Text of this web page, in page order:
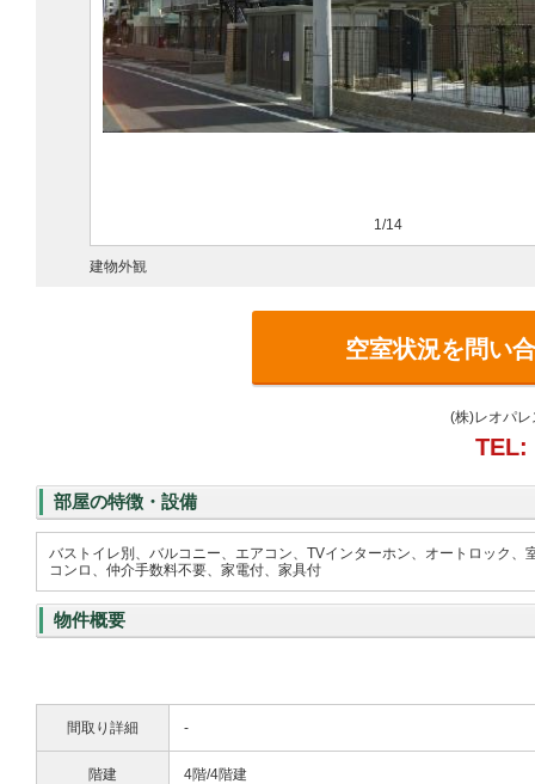
1/14
建物外観
空室状況を問い
(株)レオパ
TEL:
部屋の特徴・設備
バストイレ別、バルコニー、エアコン、TVインターホン、オートロック
コンロ、仲介手数料不要、家電付、家具付
物件概要
間取り詳細 -
階建 4階/4階建